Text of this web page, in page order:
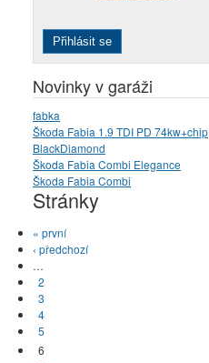
Novinky v garáži
fabka
Škoda Fabia 1.9 TDI PD 74kw+chip
BlackDiamond
Škoda Fabia Combi Elegance
Škoda Fabia Combi
Stránky
« první
‹ předchozí
…
2
3
4
5
6